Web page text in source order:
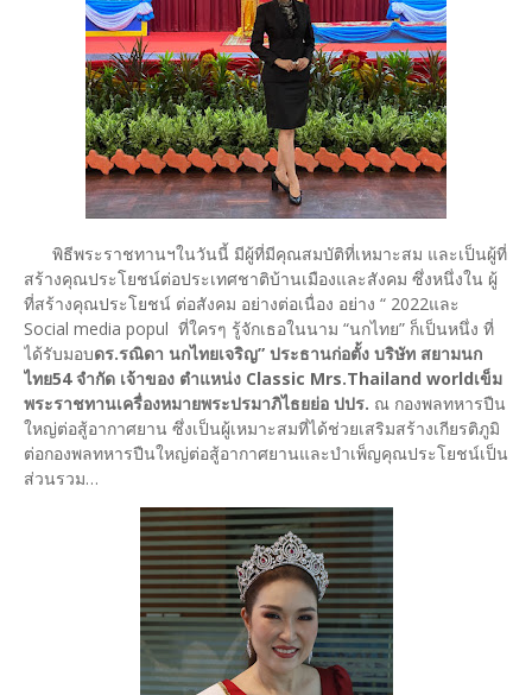
พิธีพระราชทานฯในวันนี้ มีผู้ที่มีคุณสมบัติที่เหมาะสม และเป็นผู้ที่
สร้างคุณประโยชน์ต่อประเทศชาติบ้านเมืองและสังคม ซึ่งหนึ่งใน ผู้
ที่สร้างคุณประโยชน์ ต่อสังคม อย่างต่อเนื่อง อย่าง “ 2022และ
Social media popul ที่ใครๆ รู้จักเธอในนาม “นกไทย” ก็เป็นหนึ่ง ที่
ได้รับมอบดร.รณิดา นกไทยเจริญ” ประธานก่อตั้ง บริษัท สยามนก
ไทย54 จำกัด เจ้าของ ตำแหน่ง Classic Mrs.Thailand worldเข็ม
พระราชทานเครื่องหมายพระปรมาภิไธยย่อ ปปร. ณ กองพลทหารปืน
ใหญ่ต่อสู้อากาศยาน ซึ่งเป็นผู้เหมาะสมที่ได้ช่วยเสริมสร้างเกียรติภูมิ
ต่อกองพลทหารปืนใหญ่ต่อสู้อากาศยานและบำเพ็ญคุณประโยชน์เป็น
ส่วนรวม…